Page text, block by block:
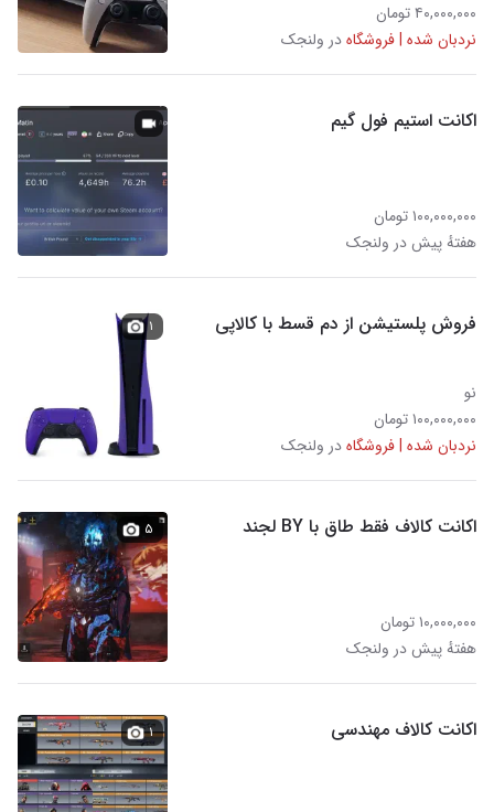
۴۰,۰۰۰,۰۰۰ تومان
نردبان شده | فروشگاهدر ولنجک
اکانت استیم فول گیم
۱۰۰,۰۰۰,۰۰۰ تومان
هفتهٔ پیش در ولنجک
فروش پلستیشن از دم قسط با کالاپی
نو
۱۰۰,۰۰۰,۰۰۰ تومان
نردبان شده | فروشگاهدر ولنجک
۱
اکانت کالاف فقط طاق با BY لجند
۱۰,۰۰۰,۰۰۰ تومان
هفتهٔ پیش در ولنجک
۵
اکانت کالاف مهندسی ۱